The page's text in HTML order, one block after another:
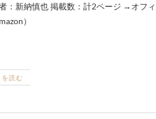
）
を読む